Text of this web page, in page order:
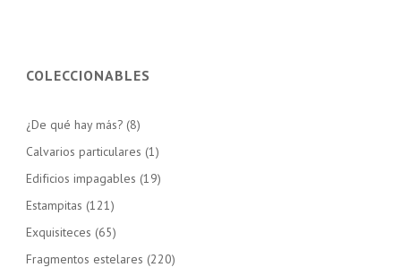
COLECCIONABLES
¿De qué hay más? (8)
Calvarios particulares (1)
Edificios impagables (19)
Estampitas (121)
Exquisiteces (65)
Fragmentos estelares (220)